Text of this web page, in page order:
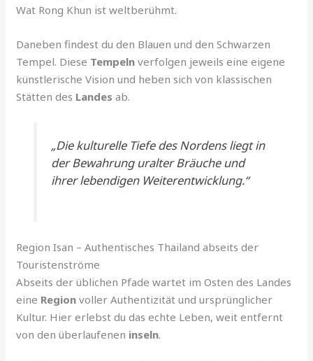
Wat Rong Khun ist weltberühmt.
Daneben findest du den Blauen und den Schwarzen
Tempel. Diese Tempeln verfolgen jeweils eine eigene
künstlerische Vision und heben sich von klassischen
Stätten des Landes ab.
„Die kulturelle Tiefe des Nordens liegt in
der Bewahrung uralter Bräuche und
ihrer lebendigen Weiterentwicklung.“
Region Isan – Authentisches Thailand abseits der
Touristenströme
Abseits der üblichen Pfade wartet im Osten des Landes
eine Region voller Authentizität und ursprünglicher
Kultur. Hier erlebst du das echte Leben, weit entfernt
von den überlaufenen inseln.